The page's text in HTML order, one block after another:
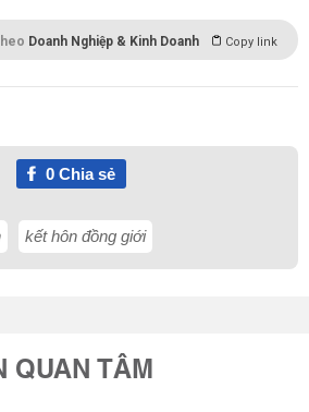
Doanh Nghiệp & Kinh Doanh Copy link
0Chia sẻ
kết hôn đồng giới
QUAN TÂM